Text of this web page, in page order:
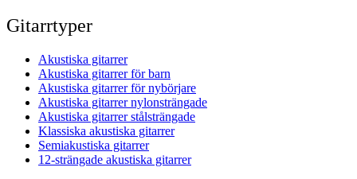
Gitarrtyper
Akustiska gitarrer
Akustiska gitarrer för barn
Akustiska gitarrer för nybörjare
Akustiska gitarrer nylonsträngade
Akustiska gitarrer stålsträngade
Klassiska akustiska gitarrer
Semiakustiska gitarrer
12-strängade akustiska gitarrer